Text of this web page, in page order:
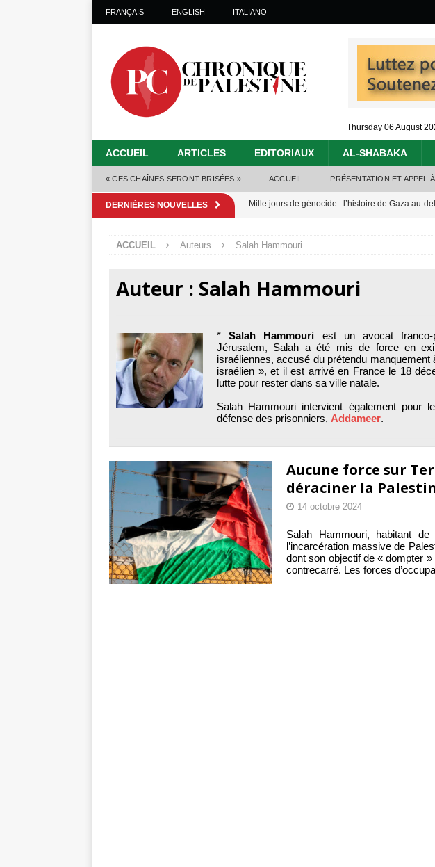
FRANÇAIS ENGLISH ITALIANO
Thursday 06 August
ACCUEIL ARTICLES EDITORIAUX AL-SHABAKA
« CES CHAÎNES SERONT BRISÉES » ACCUEIL PRÉSENTATION ET APPEL
DERNIÈRES NOUVELLES Mille jours de génocide : l’histoire de Gaza au-
Alors que Trump annonce un « accord de paix
Les Israéliens se servent de la Cisjordanie
Capituler ou mourir : le « processus de paix »
6 août 2026 ]
ACCUEIL Auteurs Salah Hammouri
Auteur : Salah Hammouri
*Salah Hammouri est un avocat franco-
Jérusalem, Salah a été mis de force en
israéliennes, accusé du prétendu
israélien », et il est arrivé en France le 18
lutte pour rester dans sa ville natale.
Salah Hammouri intervient également pour
défense des prisonniers, Addameer.
Aucune force sur
déraciner la
14 octobre 2024
Salah Hammouri, habitant
l’incarcération massive de
dont son objectif de « dompter
contrecarré. Les forces